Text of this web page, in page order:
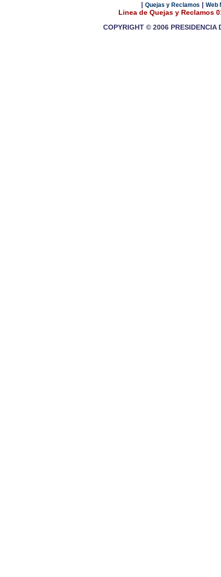
| Quejas y Reclamos | Web
Linea de Quejas y Reclamos
COPYRIGHT © 2006 PRESIDENCIA